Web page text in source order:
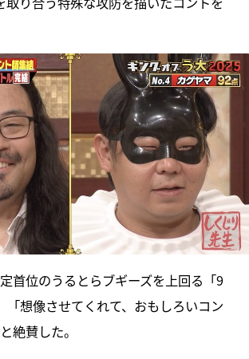
首位のうるとらブギーズを上回る「9
「想像させてくれて、おもしろいコン
絶賛した。